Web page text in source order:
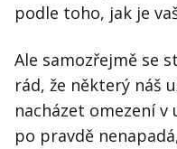
podle toho, jak je
Ale samozřejmě se
rád, že některý náš
nacházet omezení v
po pravdě